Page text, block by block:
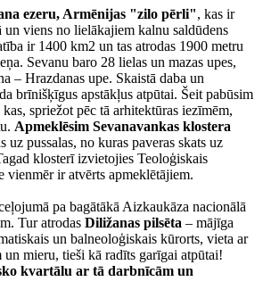
ezeru, Armēnijas "zilo pērli", kas ir
un viens no lielākajiem kalnu saldūdens
ir 1400 km2 un tas atrodas 1900 metru
Sevanu baro 28 lielas un mazas upes,
– Hrazdanas upe. Skaistā daba un
brīnišķīgus apstākļus atpūtai. Šeit pabūsim
kas, spriežot pēc tā arhitektūras iezīmēm,
Apmeklēsim Sevanavankas klostera
uz pussalas, no kuras paveras skats uz
klosterī izvietojies Teoloģiskais
vienmēr ir atvērts apmeklētājiem.
pa bagātākā Aizkaukāza nacionālā
Tur atrodas Diližanas pilsēta – mājīga
un balneoloģiskais kūrorts, vieta ar
un mieru, tieši kā radīts garīgai atpūtai!
kvartālu ar tā darbnīcām un